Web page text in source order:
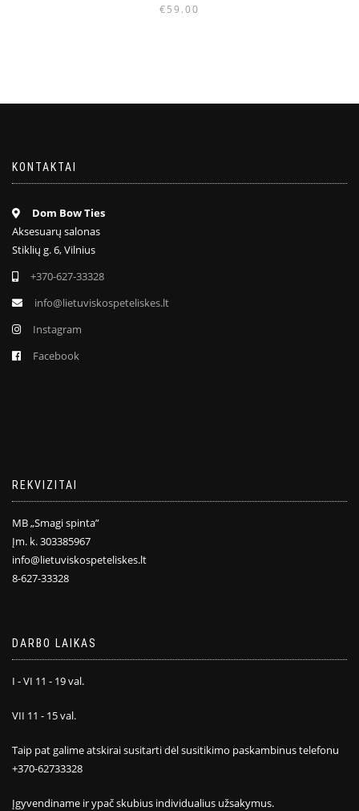
€59.00
KONTAKTAI
Dom Bow Ties
Aksesuarų salonas
Stiklių g. 6, Vilnius
+370-627-33328
info@lietuviskospeteliskes.lt
Instagram
Facebook
REKVIZITAI
MB „Smagi spinta”
Įm. k. 303385967
info@lietuviskospeteliskes.lt
8-627-33328
DARBO LAIKAS
I - VI 11 - 19 val.
VII 11 - 15 val.
Taip pat galime atskirai susitarti dėl susitikimo paskambinus telefonu
+370-62733328
Įgyvendiname ir ypač skubius individualius užsakymus.